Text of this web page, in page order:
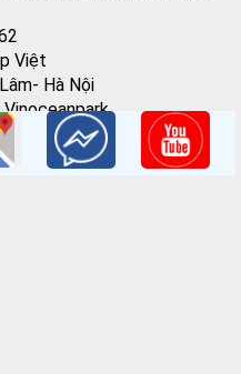
Việt
Hà Nội
Gia Lâm, HN